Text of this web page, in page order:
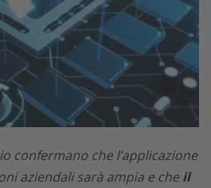
confermano che l’applicazione
aziendali sarà ampia e cheil